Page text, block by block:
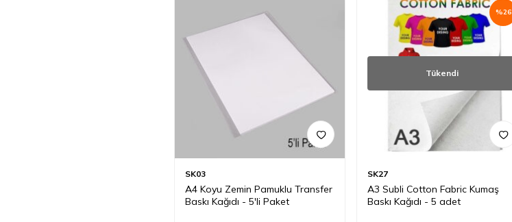
SK03
A4 Koyu Zemin Pamuklu Transfer
Baskı Kağıdı - 5'li Paket
%26
Tükendi
SK27
A3 Subli Cotton Fabric Kumaş
Baskı Kağıdı - 5 adet